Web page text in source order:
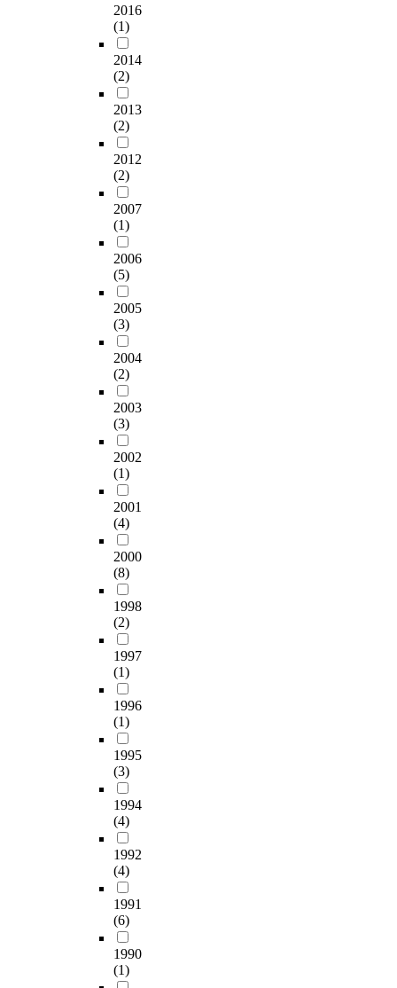
2016
(1)
2014
(2)
2013
(2)
2012
(2)
2007
(1)
2006
(5)
2005
(3)
2004
(2)
2003
(3)
2002
(1)
2001
(4)
2000
(8)
1998
(2)
1997
(1)
1996
(1)
1995
(3)
1994
(4)
1992
(4)
1991
(6)
1990
(1)